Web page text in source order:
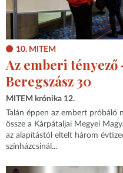
10. MITEM
Az emberi tényező
Beregszász 30
MITEM krónika 12.
Talán éppen az embert próbáló
össze a Kárpátaljai Megyei
az alapítástól eltelt három
színházcsinál...